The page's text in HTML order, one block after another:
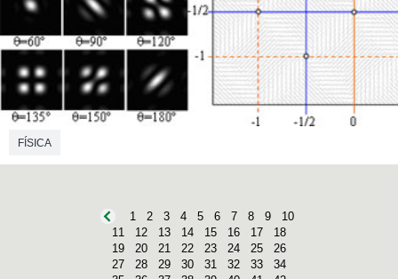
FÍSICA
1 2 3 4 5 6 7 8 9
10
11
12 13 14 15 16 17
18
19
20 21 22 23 24 25
26
27
28 29 30 31 32 33
34